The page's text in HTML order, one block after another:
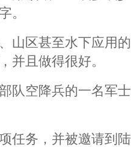
。
山区甚至水下应用
并且做得很好。
队空降兵的一名军
任务，并被邀请到